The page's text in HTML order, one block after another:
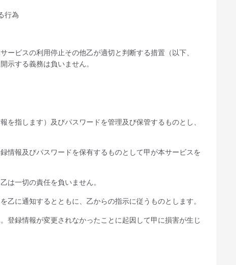
行為
ビスの利用停止その他乙が適切と判断する措置（以下、
示する義務は負いません。
指します）及びパスワードを管理及び保管するものとし、
情報及びパスワードを保有するものとして甲が本サービスを
は一切の責任を負いません。
に通知するとともに、乙からの指示に従うものとします。
登録情報が変更されなかったことに起因して甲に損害が生じ